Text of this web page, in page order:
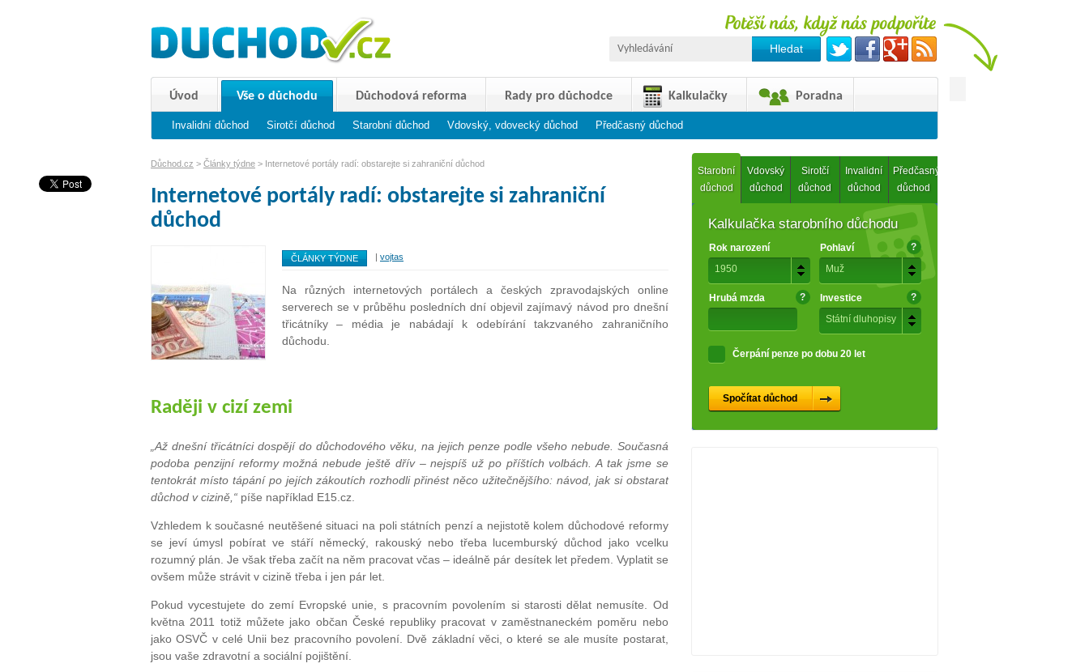
Úvod Vše o důchodu
Invalidní důchod Sirotčí důchod Starobní důchod Vdovský, vdovecký důchod Předčasný důchod
Důchodová reforma Rady pro důchodce Kalkulačky Poradna
Důchod.cz > Články týdne > Internetové portály radí: obstarejte si zahraniční důchod
Internetové portály radí: obstarejte si zahraniční
důchod
ČLÁNKY TÝDNE | vojtas
Na různých internetových portálech a českých zpravodajských online
serverech se v průběhu posledních dní objevil zajímavý návod pro dnešní
třicátníky – média je nabádají k odebírání takzvaného zahraničního
důchodu.
Raději v cizí zemi
„Až dnešní třicátníci dospějí do důchodového věku, na jejich penze podle všeho nebude. Současná
podoba penzijní reformy možná nebude ještě dřív – nejspíš už po příštích volbách. A tak jsme se
tentokrát místo tápání po jejích zákoutích rozhodli přinést něco užitečnějšího: návod, jak si obstarat
důchod v cizině,“ píše například E15.cz.
Vzhledem k současné neutěšené situaci na poli státních penzí a nejistotě kolem důchodové reformy
se jeví úmysl pobírat ve stáří německý, rakouský nebo třeba lucemburský důchod jako vcelku
rozumný plán. Je však třeba začít na něm pracovat včas – ideálně pár desítek let předem. Vyplatit se
ovšem může strávit v cizině třeba i jen pár let.
Pokud vycestujete do zemí Evropské unie, s pracovním povolením si starosti dělat nemusíte. Od
května 2011 totiž můžete jako občan České republiky pracovat v zaměstnaneckém poměru nebo
jako OSVČ v celé Unii bez pracovního povolení. Dvě základní věci, o které se ale musíte postarat,
jsou vaše zdravotní a sociální pojištění.
Starobní
důchod
Vdovský
důchod
Sirotčí
důchod
Invalidní
důchod
Předčasný
důchod
Kalkulačka starobního důchodu
Rok narození
1950
Pohlaví
Muž
?
Hrubá mzda ?
Investice
Státní dluhopisy
?
Čerpání penze po dobu 20 let